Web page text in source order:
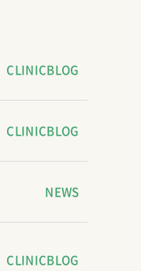
CLINICBLOG
CLINICBLOG
NEWS
CLINICBLOG